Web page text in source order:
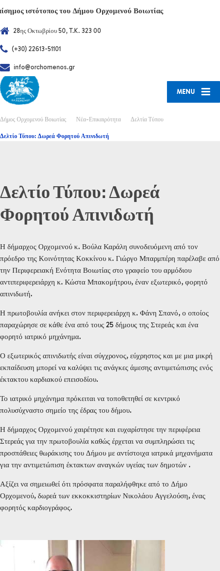
ιστότοπος του Δήμου Ορχομενού Βοιωτίας
28ης Οκτωβρίου 50, T.K. 323 00
(+30) 22613-51101
info@orchomenos.gr
MENU
Δήμος Ορχομενού Βοιωτίας Νέα-Επικαιρότητα Δελτία Τύπου
Δελτίο Τύπου: Δωρεά Φορητού Απινιδωτή
Δελτίο Τύπου: Δωρεά
Φορητού Απινιδωτή
Η δήμαρχος Ορχομενού κ. Βούλα Καράλη συνοδευόμενη από τον
πρόεδρο της Κοινότητας Κοκκίνου κ. Γιώργο Μπαρμπέρη παρέλαβε από
την Περιφερειακή Ενότητα Βοιωτίας στο γραφείο του αρμόδιου
αντιπεριφερειάρχη κ. Κώστα Μπακομήτρου, έναν εξωτερικό, φορητό
απινιδωτή.
Η πρωτοβουλία ανήκει στον περιφερειάρχη κ. Φάνη Σπανό, ο οποίος
παραχώρησε σε κάθε ένα από τους 25 δήμους της Στερεάς και ένα
φορητό ιατρικό μηχάνημα.
Ο εξωτερικός απινιδωτής είναι σύγχρονος, εύχρηστος και με μια μικρή
εκπαίδευση μπορεί να καλύψει τις ανάγκες άμεσης αντιμετώπισης ενός
έκτακτου καρδιακού επεισοδίου.
Το ιατρικό μηχάνημα πρόκειται να τοποθετηθεί σε κεντρικό
πολυσύχναστο σημείο της έδρας του δήμου.
Η δήμαρχος Ορχομενού χαιρέτησε και ευχαρίστησε την περιφέρεια
Στερεάς για την πρωτοβουλία καθώς έρχεται να συμπληρώσει τις
προσπάθειες θωράκισης του Δήμου με αντίστοιχα ιατρικά μηχανήματα
για την αντιμετώπιση έκτακτων αναγκών υγείας των δημοτών .
Αξίζει να σημειωθεί ότι πρόσφατα παραλήφθηκε από το Δήμο
Ορχομενού, δωρεά των εκκοκκιστηρίων Νικολάου Αγγελούση, ένας
φορητός καρδιογράφος.